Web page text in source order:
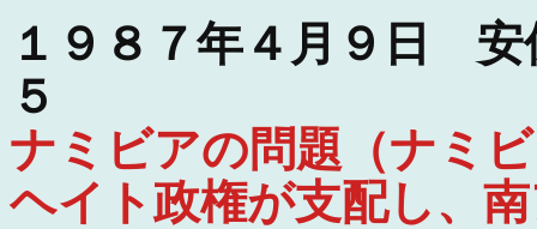
１９８７年４月９日
５
ナミビアの問題（ナミ
ヘイト政権が支配し、